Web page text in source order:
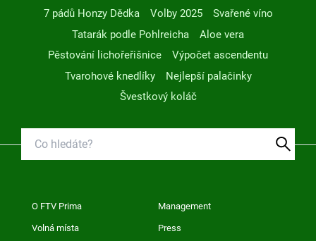
7 pádů Honzy Dědka
Volby 2025
Svařené víno
Tatarák podle Pohlreicha
Aloe vera
Pěstování lichořeřišnice
Výpočet ascendentu
Tvarohové knedlíky
Nejlepší palačinky
Švestkový koláč
O FTV Prima Management
Volná místa Press